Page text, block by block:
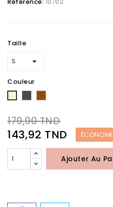
Taille
Couleur
Beige
179,90 TND
143,92 TND
Ajouter Au